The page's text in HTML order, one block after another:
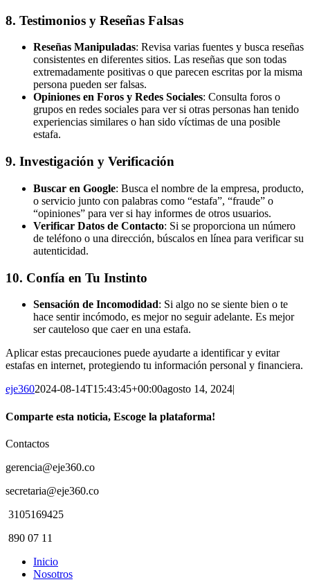
8. Testimonios y Reseñas Falsas
Reseñas Manipuladas: Revisa varias fuentes y busca reseñas
consistentes en diferentes sitios. Las reseñas que son todas
extremadamente positivas o que parecen escritas por la misma
persona pueden ser falsas.
Opiniones en Foros y Redes Sociales: Consulta foros o
grupos en redes sociales para ver si otras personas han tenido
experiencias similares o han sido víctimas de una posible
estafa.
9. Investigación y Verificación
Buscar en Google: Busca el nombre de la empresa, producto,
o servicio junto con palabras como “estafa”, “fraude” o
“opiniones” para ver si hay informes de otros usuarios.
Verificar Datos de Contacto: Si se proporciona un número
de teléfono o una dirección, búscalos en línea para verificar su
autenticidad.
10. Confía en Tu Instinto
Sensación de Incomodidad: Si algo no se siente bien o te
hace sentir incómodo, es mejor no seguir adelante. Es mejor
ser cauteloso que caer en una estafa.
Aplicar estas precauciones puede ayudarte a identificar y evitar
estafas en internet, protegiendo tu información personal y financiera.
eje3602024-08-14T15:43:45+00:00agosto 14, 2024|
Comparte esta noticia, Escoge la plataforma!
Facebook
Twitter
WhatsApp
Contactos
gerencia@eje360.co
secretaria@eje360.co
3105169425
890 07 11
Inicio
Nosotros